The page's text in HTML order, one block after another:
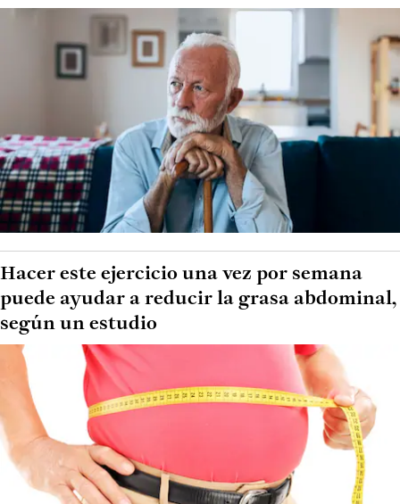
Hacer este ejercicio una vez por semana
puede ayudar a reducir la grasa abdominal,
según un estudio